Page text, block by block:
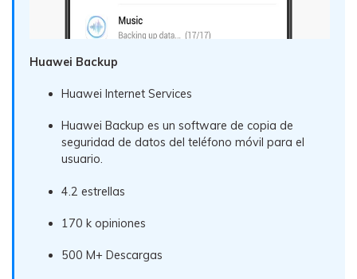
Huawei Backup
Huawei Internet Services
Huawei Backup es un software de copia de
seguridad de datos del teléfono móvil para el
usuario.
4.2 estrellas
170 k opiniones
500 M+ Descargas